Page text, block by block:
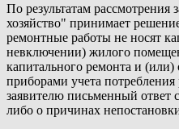
По результатам
хозяйство" принимает
ремонтные работы не носят
невключении) жилого
капитального ремонта и
приборами учета потребления
заявителю письменный ответ
либо о причинах